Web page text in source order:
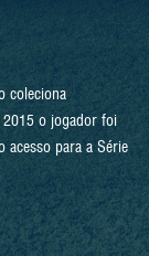
coleciona
2015 o jogador foi
acesso para a Série